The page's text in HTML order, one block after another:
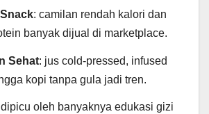
: camilan rendah kalori dan
banyak dijual di marketplace.
Sehat: jus cold-pressed, infused
kopi tanpa gula jadi tren.
oleh banyaknya edukasi gizi